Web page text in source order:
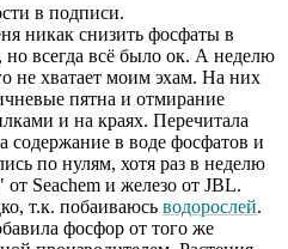
в подписи.
никак снизить фосфаты в
всегда всё было ок. А неделю
не хватает моим эхам. На них
пятна и отмирание
и на краях. Перечитала
содержание в воде фосфатов и
по нулям, хотя раз в неделю
Seachem и железо от JBL.
т.к. побаиваюсь водорослей.
фосфор от того же